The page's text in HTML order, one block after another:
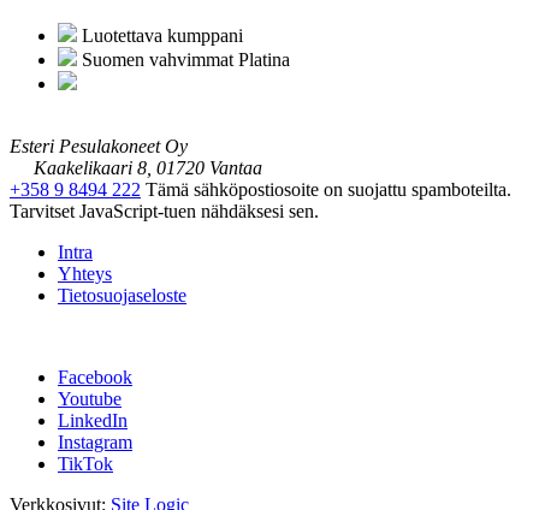
Luotettava kumppani
Suomen vahvimmat Platina
Esteri Pesulakoneet Oy
Kaakelikaari 8, 01720 Vantaa
+358 9 8494 222 Tämä sähköpostiosoite on suojattu spamboteilta.
Tarvitset JavaScript-tuen nähdäksesi sen.
Intra
Yhteys
Tietosuojaseloste
Facebook
Youtube
LinkedIn
Instagram
TikTok
Verkkosivut: Site Logic